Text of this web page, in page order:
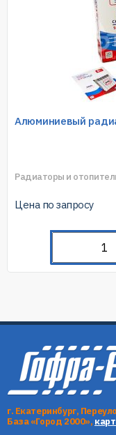
Алюминиевый
Радиаторы и
Цена по запросу
г. Екатеринбург,
База «Город 2000»,